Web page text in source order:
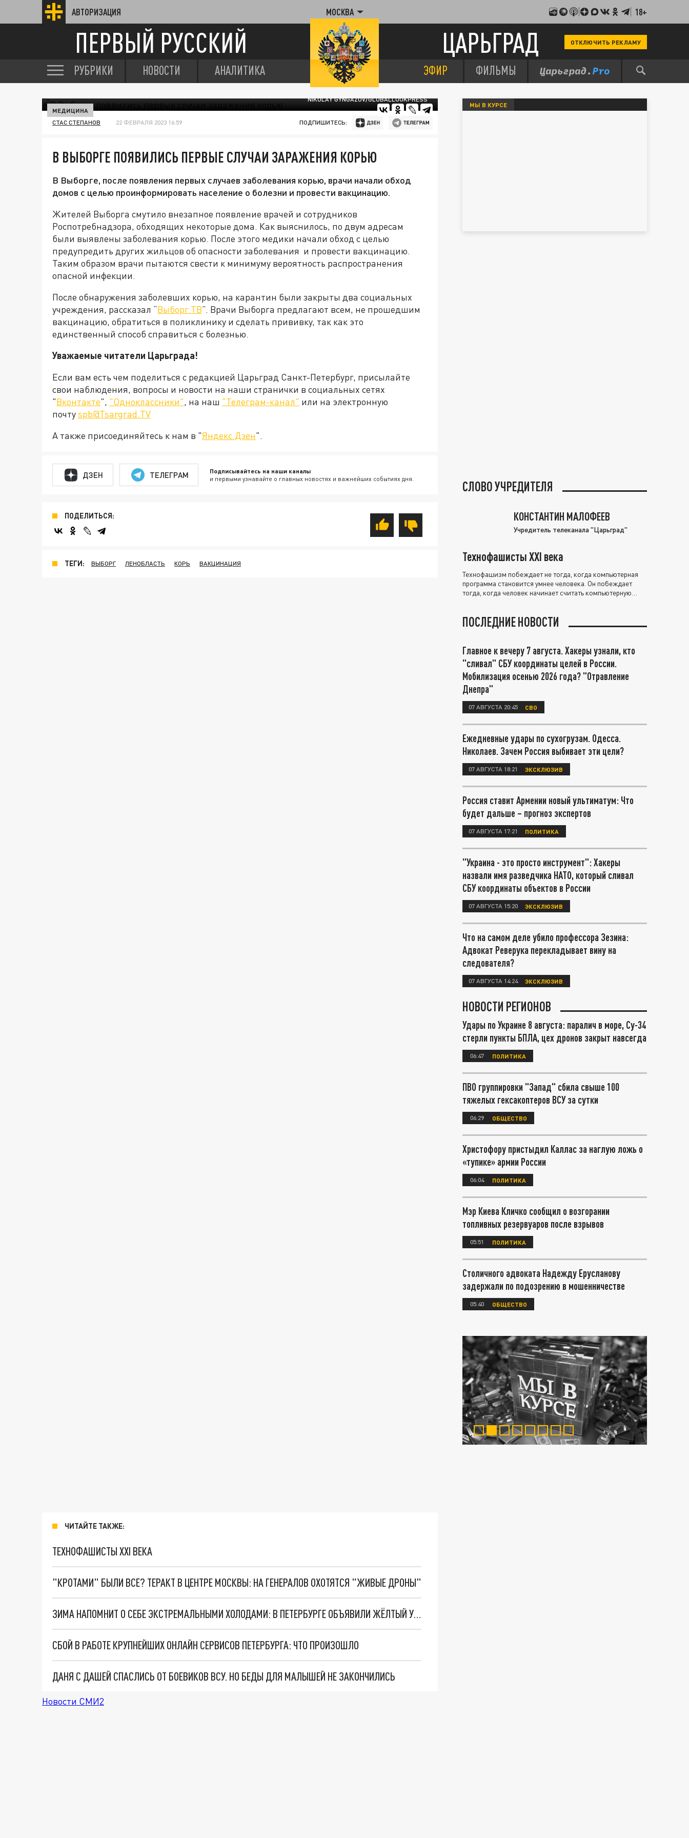
АВТОРИЗАЦИЯ МОСКВА 18+
ПЕРВЫЙ РУССКИЙ ЦАРЬГРАД ОТКЛЮЧИТЬ РЕКЛАМУ
РУБРИКИ НОВОСТИ АНАЛИТИКА ЭФИР ФИЛЬМЫ
NIKOLAY GYNGAZOV/GLOBALLOOKPRESS
МЕДИЦИНА
СТАС СТЕПАНОВ 22 ФЕВРАЛЯ 2023 16:59 ПОДПИШИТЕСЬ:
В ВЫБОРГЕ ПОЯВИЛИСЬ ПЕРВЫЕ СЛУЧАИ ЗАРАЖЕНИЯ КОРЬЮ
В Выборге, после появления первых случаев заболевания корью, врачи начали обход
домов с целью проинформировать население о болезни и провести вакцинацию.
Жителей Выборга смутило внезапное появление врачей и сотрудников
Роспотребнадзора, обходящих некоторые дома. Как выяснилось, по двум адресам
были выявлены заболевания корью. После этого медики начали обход с целью
предупредить других жильцов об опасности заболевания и провести вакцинацию.
Таким образом врачи пытаются свести к минимуму вероятность распространения
опасной инфекции.
После обнаружения заболевших корью, на карантин были закрыты два социальных
учреждения, рассказал “Выборг.ТВ”. Врачи Выборга предлагают всем, не прошедшим
вакцинацию, обратиться в поликлинику и сделать прививку, так как это
единственный способ справиться с болезнью.
Уважаемые читатели Царьграда!
Если вам есть чем поделиться с редакцией Царьград Санкт-Петербург, присылайте
свои наблюдения, вопросы и новости на наши странички в социальных сетях
"Вконтакте", "Одноклассники", на наш "Телеграм-канал" или на электронную
почтуspb@Tsargrad.TV
А также присоединяйтесь к нам в "Яндекс.Дзен".
ДЗЕН ТЕЛЕГРАМ Подписывайтесь на наши каналы
и первыми узнавайте о главных новостях и важнейших событиях дня.
ПОДЕЛИТЬСЯ:
ТЕГИ: ВЫБОРГ ЛЕНОБЛАСТЬ КОРЬ ВАКЦИНАЦИЯ
ЧИТАЙТЕ ТАКЖЕ:
ТЕХНОФАШИСТЫ XXI ВЕКА
"КРОТАМИ" БЫЛИ ВСЕ? ТЕРАКТ В ЦЕНТРЕ МОСКВЫ: НА ГЕНЕРАЛОВ ОХОТЯТСЯ "ЖИВЫЕ ДРОНЫ"
ЗИМА НАПОМНИТ О СЕБЕ ЭКСТРЕМАЛЬНЫМИ ХОЛОДАМИ: В ПЕТЕРБУРГЕ ОБЪЯВИЛИ ЖЁЛТЫЙ УРОВЕНЬ ОПАСНОСТИ
СБОЙ В РАБОТЕ КРУПНЕЙШИХ ОНЛАЙН СЕРВИСОВ ПЕТЕРБУРГА: ЧТО ПРОИЗОШЛО
ДАНЯ С ДАШЕЙ СПАСЛИСЬ ОТ БОЕВИКОВ ВСУ. НО БЕДЫ ДЛЯ МАЛЫШЕЙ НЕ ЗАКОНЧИЛИСЬ
Новости СМИ2
МЫ В КУРСЕ
СЛОВО УЧРЕДИТЕЛЯ
КОНСТАНТИН МАЛОФЕЕВ
Учредитель телеканала "Царьград"
Технофашисты XXI века
Технофашизм побеждает не тогда, когда компьютерная
программа становится умнее человека. Он побеждает
тогда, когда человек начинает считать компьютерную
ПОСЛЕДНИЕ НОВОСТИ
Главное к вечеру 7 августа. Хакеры узнали, кто
"сливал" СБУ координаты целей в России.
Мобилизация осенью 2026 года? "Отравление
Днепра"
07 АВГУСТА 20:45 СВО
Ежедневные удары по сухогрузам. Одесса.
Николаев. Зачем Россия выбивает эти цели?
07 АВГУСТА 18:21 ЭКСКЛЮЗИВ
Россия ставит Армении новый ультиматум: Что
будет дальше – прогноз экспертов
07 АВГУСТА 17:21 ПОЛИТИКА
"Украина - это просто инструмент": Хакеры
назвали имя разведчика НАТО, который сливал
СБУ координаты объектов в России
07 АВГУСТА 15:20 ЭКСКЛЮЗИВ
Что на самом деле убило профессора Зезина:
Адвокат Реверука перекладывает вину на
следователя?
07 АВГУСТА 14:24 ЭКСКЛЮЗИВ
НОВОСТИ РЕГИОНОВ
Удары по Украине 8 августа: паралич в море, Су-34
стерли пункты БПЛА, цех дронов закрыт навсегда
06:47 ПОЛИТИКА
ПВО группировки "Запад" сбила свыше 100
тяжелых гексакоптеров ВСУ за сутки
06:29 ОБЩЕСТВО
Христофору пристыдил Каллас за наглую ложь о
«тупике» армии России
06:04 ПОЛИТИКА
Мэр Киева Кличко сообщил о возгорании
топливных резервуаров после взрывов
05:51 ПОЛИТИКА
Столичного адвоката Надежду Ерусланову
задержали по подозрению в мошенничестве
05:40 ОБЩЕСТВО